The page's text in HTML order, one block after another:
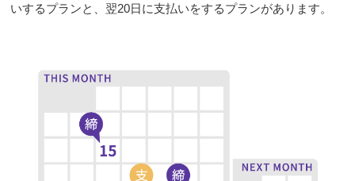
いするプランと、翌20日に支払いをするプランがあります。